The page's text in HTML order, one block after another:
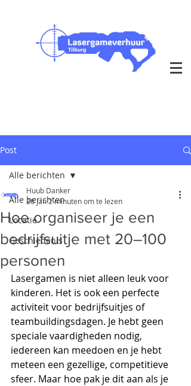
Post
Alle berichten
Locatie
Geschiedenis
Alle berichten
Hoe organiseer je een
bedrijfsuitje met 20–100
personen
Huub Danker
26 jan2 minuten om te lezen
Lasergamen is niet alleen leuk voor
kinderen. Het is ook een perfecte
activiteit voor bedrijfsuitjes of
teambuildingsdagen. Je hebt geen
speciale vaardigheden nodig,
iedereen kan meedoen en je hebt
meteen een gezellige, competitieve
sfeer. Maar hoe pak je dit aan als je